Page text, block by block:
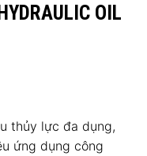
OIL
thủy lực đa dụng,
ứng dụng công